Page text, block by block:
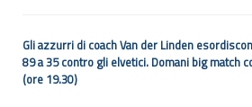
Gli azzurri di coach Van der Linden
89 a 35 contro gli elvetici. Domani big match
(ore 19.30)